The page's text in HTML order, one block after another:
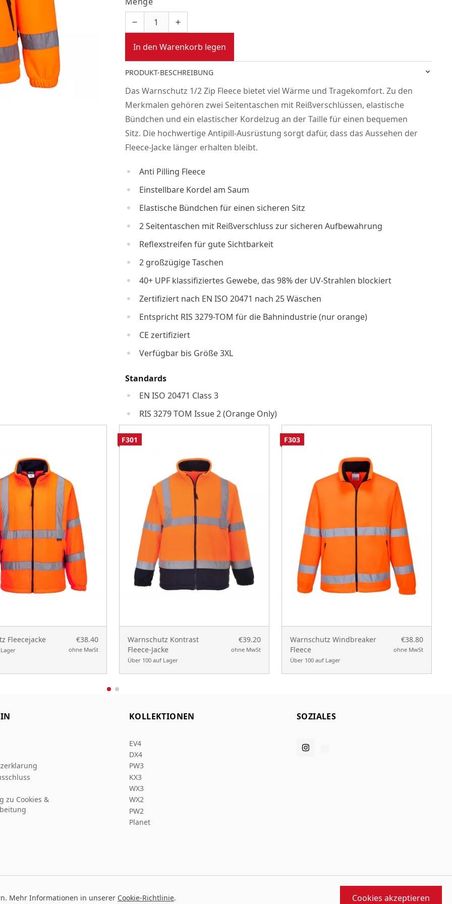
In den Warenkorb legen
PRODUKT-BESCHREIBUNG
Das Warnschutz 1/2 Zip Fleece bietet viel Wärme und Tragekomfort. Zu den
Merkmalen gehören zwei Seitentaschen mit Reißverschlüssen, elastische
Bündchen und ein elastischer Kordelzug an der Taille für einen bequemen
Sitz. Die hochwertige Antipill-Ausrüstung sorgt dafür, dass das Aussehen der
Fleece-Jacke länger erhalten bleibt.
Anti Pilling Fleece
Einstellbare Kordel am Saum
Elastische Bündchen für einen sicheren Sitz
2 Seitentaschen mit Reißverschluss zur sicheren Aufbewahrung
Reflexstreifen für gute Sichtbarkeit
2 großzügige Taschen
40+ UPF klassifiziertes Gewebe, das 98% der UV-Strahlen blockiert
Zertifiziert nach EN ISO 20471 nach 25 Wäschen
Entspricht RIS 3279-TOM für die Bahnindustrie (nur orange)
CE zertifiziert
Verfügbar bis Größe 3XL
Standards
EN ISO 20471 Class 3
RIS 3279 TOM Issue 2 (Orange Only)
Fleecejacke €38.40
ohne MwSt
Warnschutz Kontrast
Fleece-Jacke
Über 100 auf Lager
€39.20
ohne MwSt
F301
Warnschutz Windbreaker
Fleece
Über 100 auf Lager
€38.80
ohne MwSt
F303
zu Cookies &
KOLLEKTIONEN
EV4
DX4
PW3
KX3
WX3
WX2
PW2
Planet
SOZIALES
angetrieben von
Mehr Informationen in unserer Cookie-Richtlinie. Cookies akzeptieren